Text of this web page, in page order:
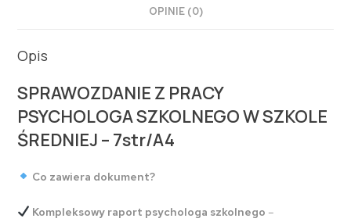
OPINIE (0)
Opis
SPRAWOZDANIE Z PRACY
PSYCHOLOGA SZKOLNEGO W SZKOLE
ŚREDNIEJ – 7str/A4
Co zawiera dokument?
Kompleksowy raport psychologa szkolnego –